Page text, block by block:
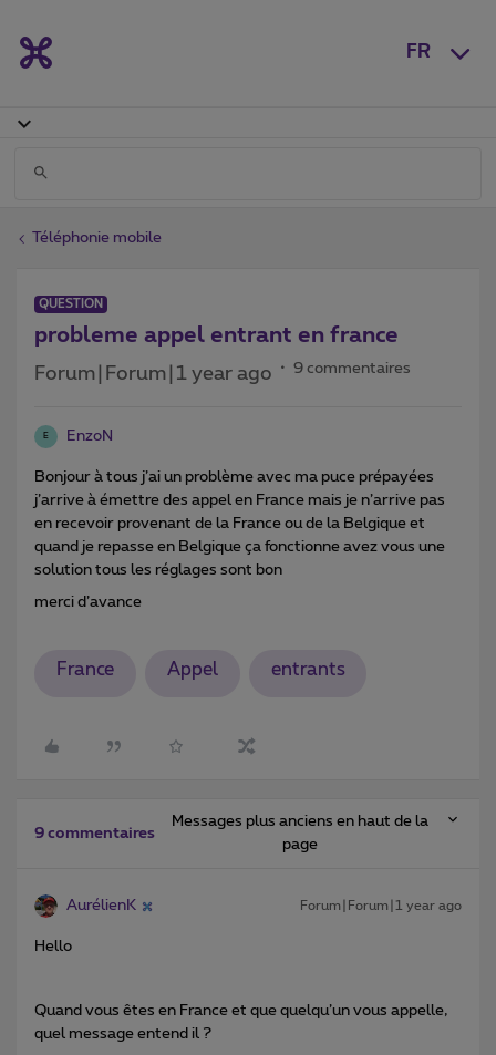
FR
Téléphonie mobile
QUESTION
probleme appel entrant en france
Forum|Forum|1 year ago 9 commentaires
E EnzoN
Bonjour à tous j’ai un problème avec ma puce prépayées
j’arrive à émettre des appel en France mais je n’arrive pas
en recevoir provenant de la France ou de la Belgique et
quand je repasse en Belgique ça fonctionne avez vous une
solution tous les réglages sont bon
merci d’avance
France Appel entrants
9 commentaires
Messages plus anciens en haut de la
page
AurélienK Forum|Forum|1 year ago
Hello
Quand vous êtes en France et que quelqu’un vous appelle,
quel message entend il ?